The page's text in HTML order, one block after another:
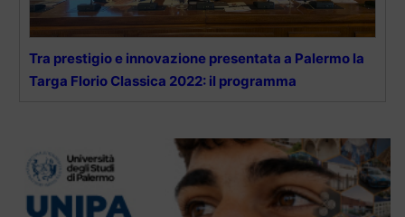
Tra prestigio e innovazione presentata a Palermo la
Targa Florio Classica 2022: il programma